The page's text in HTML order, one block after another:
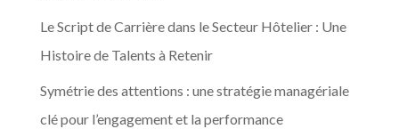
Le Script de Carrière dans le Secteur Hôtelier : Une
Histoire de Talents à Retenir
Symétrie des attentions : une stratégie managériale
clé pour l’engagement et la performance